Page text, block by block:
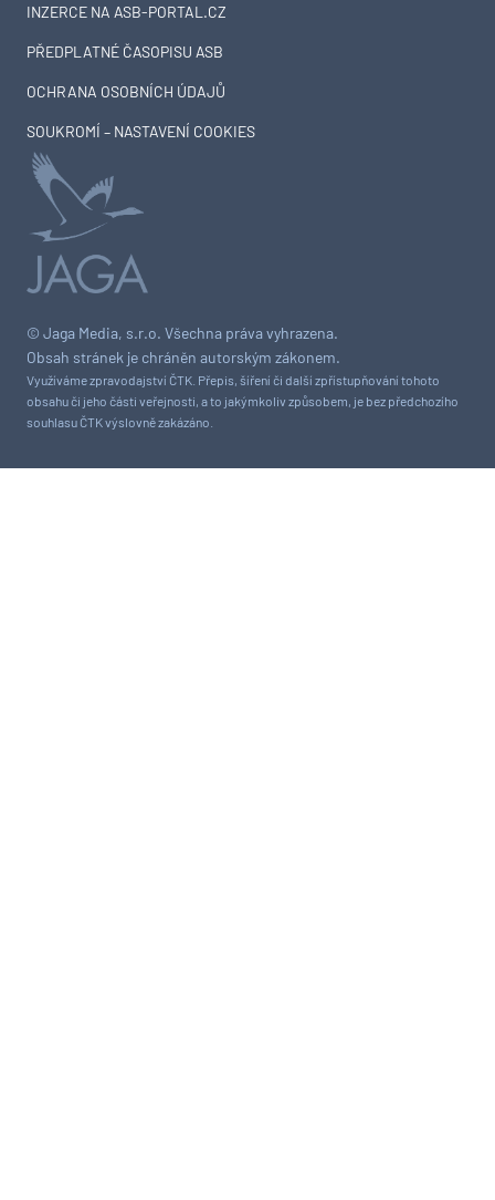
© Jaga Media, s.r.o. Všechna práva vyhrazena.
Obsah stránek je chráněn autorským zákonem.
Využíváme zpravodajství ČTK. Přepis, šíření či další zpřístupňování tohoto
obsahu či jeho části veřejnosti, a to jakýmkoliv způsobem, je bez předchozího
souhlasu ČTK výslovně zakázáno.
INZERCE NA ASB-PORTAL.CZ
PŘEDPLATNÉ ČASOPISU ASB
OCHRANA OSOBNÍCH ÚDAJŮ
SOUKROMÍ – NASTAVENÍ COOKIES